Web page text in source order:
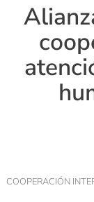
COOPERACIÓN